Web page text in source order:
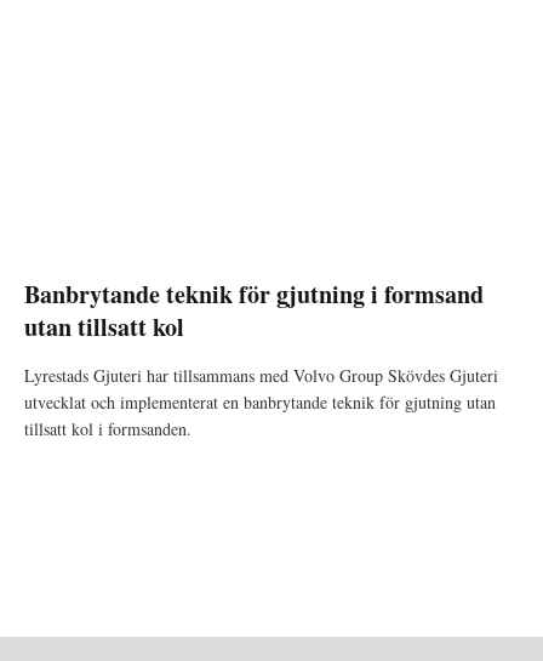
Banbrytande teknik för gjutning i formsand
utan tillsatt kol
Lyrestads Gjuteri har tillsammans med Volvo Group Skövdes Gjuteri
utvecklat och implementerat en banbrytande teknik för gjutning utan
tillsatt kol i formsanden.